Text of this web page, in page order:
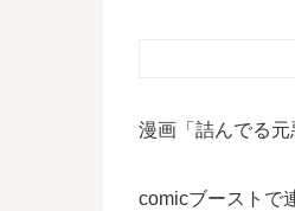
漫画「詰んでる
comicブーストで